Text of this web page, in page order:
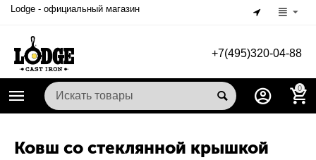
Lodge - официальный магазин
+7(495)320-04-88
0
Ковш со стеклянной крышкой